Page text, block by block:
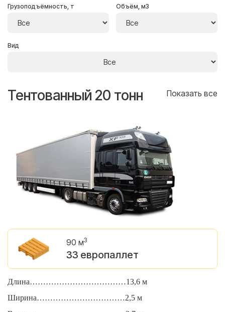
Грузоподъёмность, т Объём, м3
Вид
Тентованный 20 тонн Показать все
90 м3
33 европаллет
Длина………………………………13,6 м
Ширина……………………………2,5 м